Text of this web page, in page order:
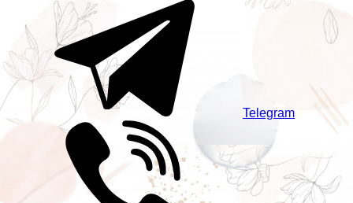
Telegram